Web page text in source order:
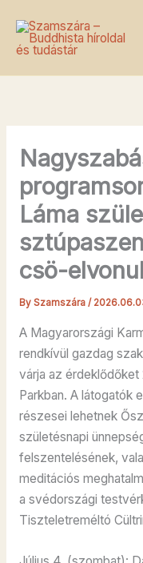
content
Láma
csö-
By Szamszára /
A Magyarországi
rendkívül gazdag
várja az érdeklődőket
Parkban. A látogatók
részesei lehetnek
születésnapi
felszentelésének,
meditációs
a svédországi
Tiszteletreméltó